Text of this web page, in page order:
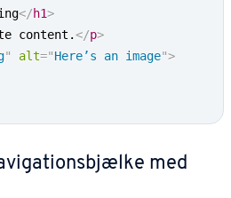
</h1>
content.</p>
" alt="Here’s an image">
med